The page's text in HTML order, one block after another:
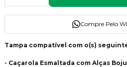
Compre Pelo
Tampa compatível com o(s)
- Caçarola Esmaltada com Alças